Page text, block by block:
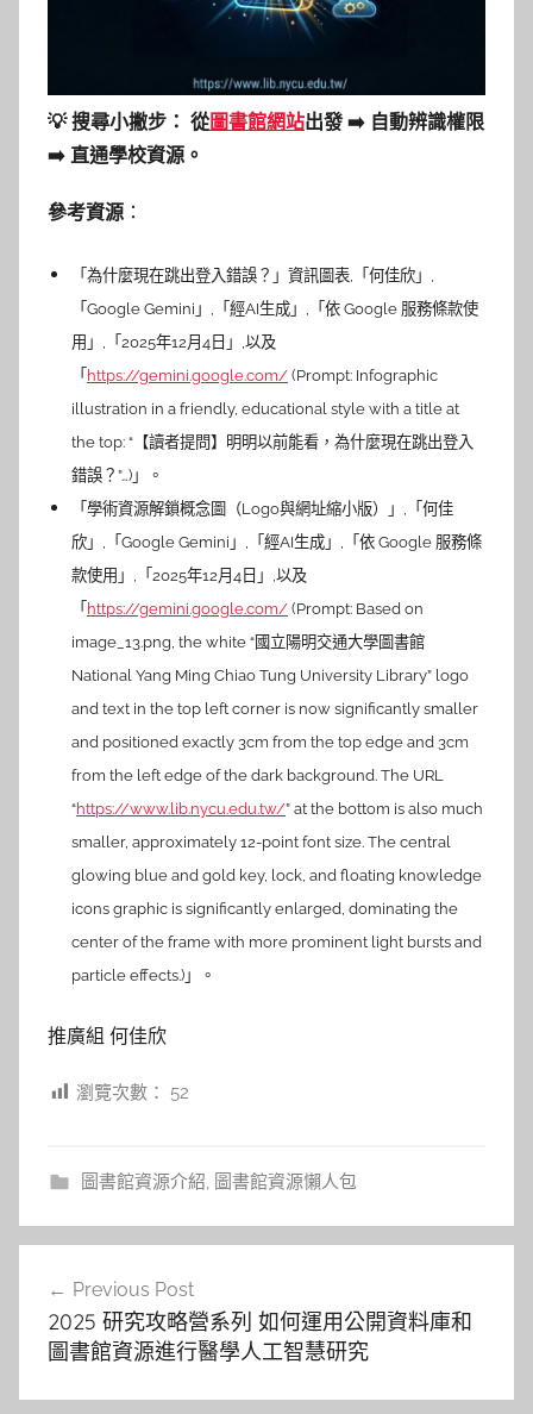
💡 搜尋小撇步： 從圖書館網站出發 ➡️ 自動辨識權限
➡️ 直通學校資源。
參考資源 ：
「為什麼現在跳出登入錯誤？」資訊圖表,「何佳欣」,
「Google Gemini」,「經AI生成」,「依 Google 服務條款使
用」,「2025年12月4日」,以及
「https://gemini.google.com/(Prompt: Infographic
illustration in a friendly, educational style with a title at
the top: “【讀者提問】明明以前能看，為什麼現在跳出登入
錯誤？”…)」。
「學術資源解鎖概念圖（Logo與網址縮小版）」,「何佳
欣」,「Google Gemini」,「經AI生成」,「依 Google 服務條
款使用」,「2025年12月4日」,以及
「https://gemini.google.com/(Prompt: Based on
image_13.png, the white “國立陽明交通大學圖書館
National Yang Ming Chiao Tung University Library” logo
and text in the top left corner is now significantly smaller
and positioned exactly 3cm from the top edge and 3cm
from the left edge of the dark background. The URL
“https://www.lib.nycu.edu.tw/” at the bottom is also much
smaller, approximately 12-point font size. The central
glowing blue and gold key, lock, and floating knowledge
icons graphic is significantly enlarged, dominating the
center of the frame with more prominent light bursts and
particle effects.)」。
推廣組 何佳欣
瀏覽次數： 52
圖書館資源介紹, 圖書館資源懶人包
覽
Previous Post
2025 研究攻略營系列 如何運用公開資料庫和
圖書館資源進行醫學人工智慧研究